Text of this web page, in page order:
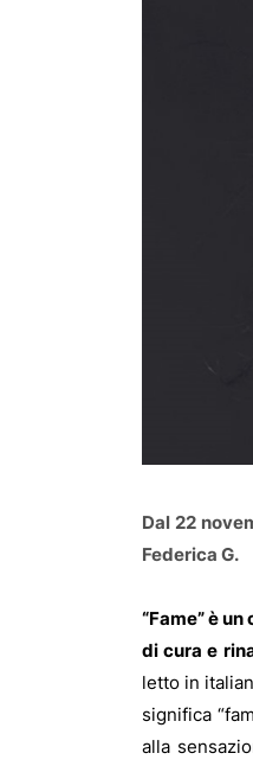
Dal 22
Federica G.
“Fame” è
di cura e
letto in
significa
alla